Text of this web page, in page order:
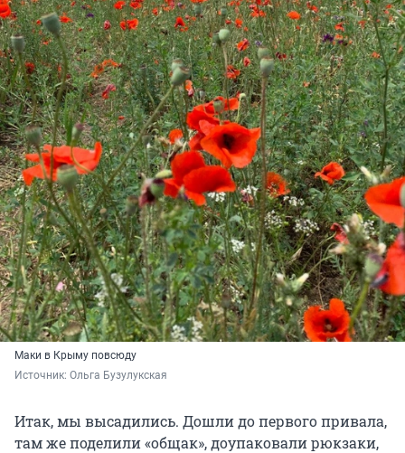
Маки в Крыму повсюду
Источник: Ольга Бузулукская
Итак, мы высадились. Дошли до первого привала,
там же поделили «общак», доупаковали рюкзаки,